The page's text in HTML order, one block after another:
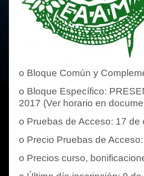
o Bloque Común y
o Bloque Específico:
2017 (Ver horario en
o Pruebas de Acceso: 17
o Precio Pruebas de
o Precios curso,